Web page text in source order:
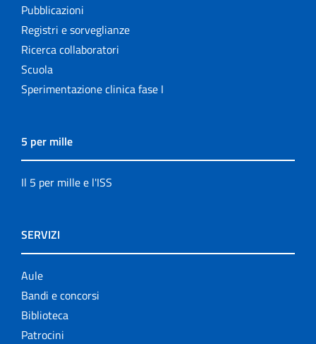
Pubblicazioni
Registri e sorveglianze
Ricerca collaboratori
Scuola
Sperimentazione clinica fase I
5 per mille
Il 5 per mille e l'ISS
SERVIZI
Aule
Bandi e concorsi
Biblioteca
Patrocini